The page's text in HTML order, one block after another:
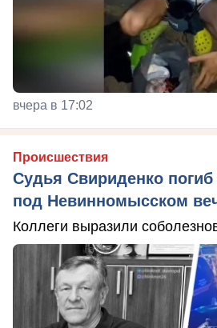
вчера в 17:02
Происшествия
Судья Свириденко
под Невинномысском
Коллеги выразили